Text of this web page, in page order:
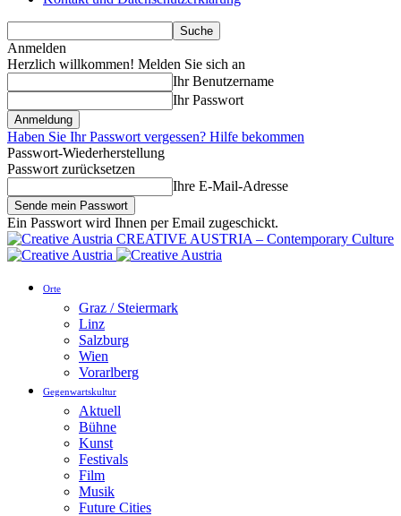
Anmelden
Herzlich willkommen! Melden Sie sich an
Ihr Benutzername
Ihr Passwort
Haben Sie Ihr Passwort vergessen? Hilfe bekommen
Passwort-Wiederherstellung
Passwort zurücksetzen
Ihre E-Mail-Adresse
Ein Passwort wird Ihnen per Email zugeschickt.
CREATIVE AUSTRIA – Contemporary Culture
Orte
Graz / Steiermark
Linz
Salzburg
Wien
Vorarlberg
Gegenwartskultur
Aktuell
Bühne
Kunst
Festivals
Film
Musik
Future Cities